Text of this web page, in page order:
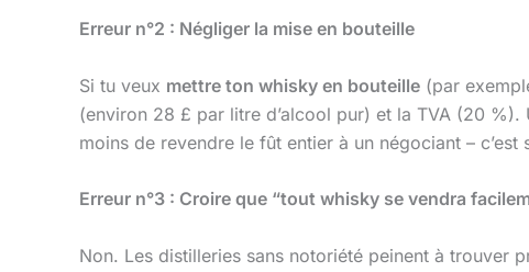
Erreur n°2 : Négliger la mise en bouteille
Si tu veux mettre ton whisky en bouteille (par
(environ 28 £ par litre d’alcool pur) et la TVA (20
moins de revendre le fût entier à un négociant – c’est
Erreur n°3 : Croire que “tout whisky se vendra
Non. Les distilleries sans notoriété peinent à trouver